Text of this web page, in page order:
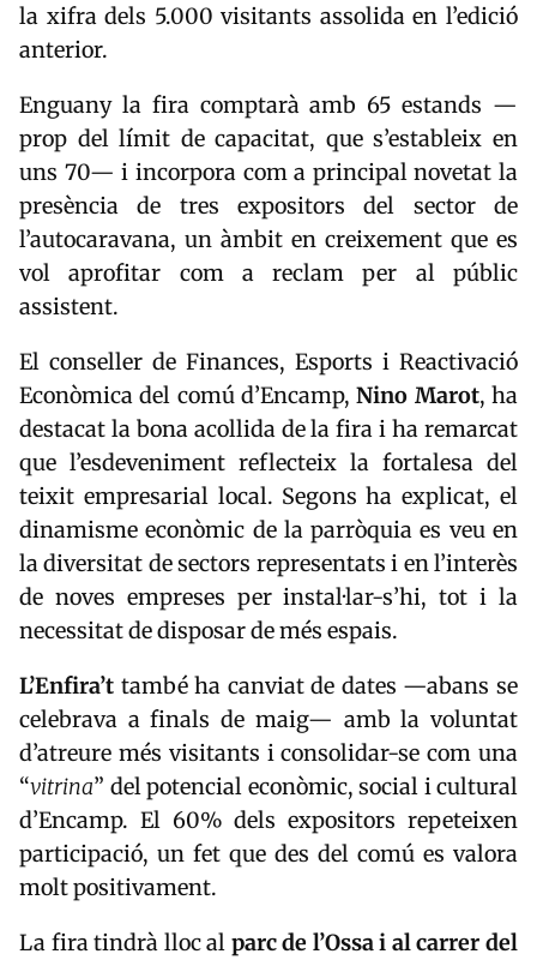
la xifra dels 5.000 visitants assolida en l’edició
anterior.
Enguany la fira comptarà amb 65 estands —
prop del límit de capacitat, que s’estableix en
uns 70— i incorpora com a principal novetat la
presència de tres expositors del sector de
l’autocaravana, un àmbit en creixement que es
vol aprofitar com a reclam per al públic
assistent.
El conseller de Finances, Esports i Reactivació
Econòmica del comú d’Encamp,Nino Marot, ha
destacat la bona acollida de la fira i ha remarcat
que l’esdeveniment reflecteix la fortalesa del
teixit empresarial local. Segons ha explicat, el
dinamisme econòmic de la parròquia es veu en
la diversitat de sectors representats i en l’interès
de noves empreses per instal·lar-s’hi, tot i la
necessitat de disposar de més espais.
L’Enfira’t també ha canviat de dates —abans se
celebrava a finals de maig— amb la voluntat
d’atreure més visitants i consolidar-se com una
“vitrina” del potencial econòmic, social i cultural
d’Encamp. El 60% dels expositors repeteixen
participació, un fet que des del comú es valora
molt positivament.
La fira tindrà lloc al parc de l’Ossa i al carrer del